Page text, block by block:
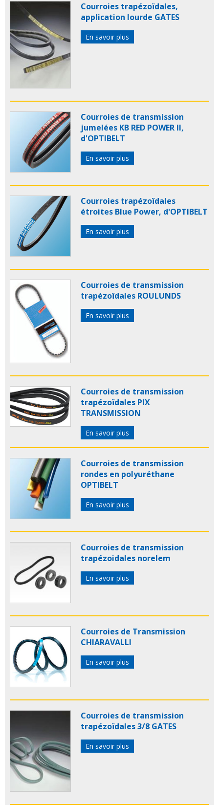
Courroies trapézoïdales,
application lourde GATES
En savoir plus
Courroies de transmission
jumelées KB RED POWER II,
d'OPTIBELT
En savoir plus
Courroies trapézoïdales
étroites Blue Power, d'OPTIBELT
En savoir plus
Courroies de transmission
trapézoïdales ROULUNDS
En savoir plus
Courroies de transmission
trapézoïdales PIX
TRANSMISSION
En savoir plus
Courroies de transmission
rondes en polyuréthane
OPTIBELT
En savoir plus
Courroies de transmission
trapézoidales norelem
En savoir plus
Courroies de Transmission
CHIARAVALLI
En savoir plus
Courroies de transmission
trapézoïdales 3/8 GATES
En savoir plus